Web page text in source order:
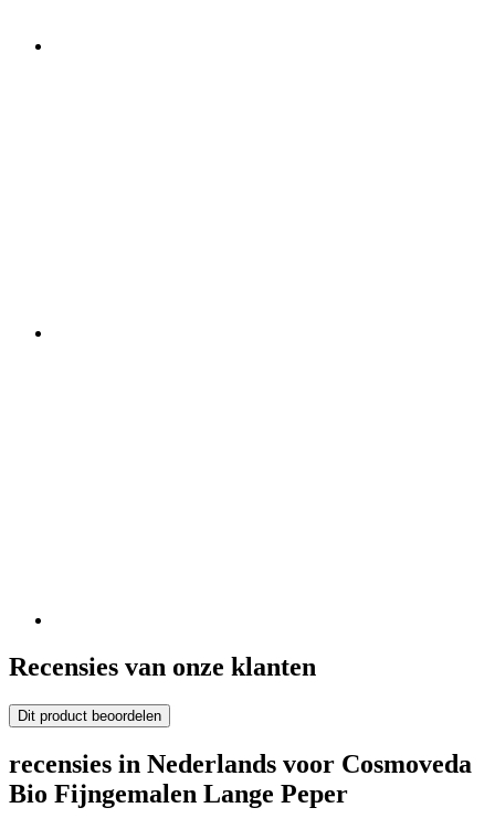
Recensies van onze klanten
Dit product beoordelen
recensies in Nederlands voor Cosmoveda
Bio Fijngemalen Lange Peper